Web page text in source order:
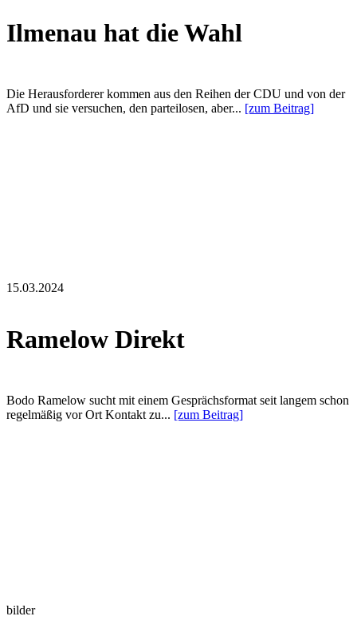
Ilmenau hat die Wahl
Die Herausforderer kommen aus den Reihen der CDU und von der
AfD und sie versuchen, den parteilosen, aber... [zum Beitrag]
15.03.2024
Ramelow Direkt
Bodo Ramelow sucht mit einem Gesprächsformat seit langem schon
regelmäßig vor Ort Kontakt zu... [zum Beitrag]
bilder